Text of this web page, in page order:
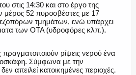
στις 14:30 και στο έργο της
μέρος 52 πυροσβέστες με 17
τμημάτων, ενώ υπάρχει
των ΟΤΑ (υδροφόρες κλπ.).
ρίψεις νερού ένα
Σύμφωνα με την
απειλεί κατοικημένες περιοχές.